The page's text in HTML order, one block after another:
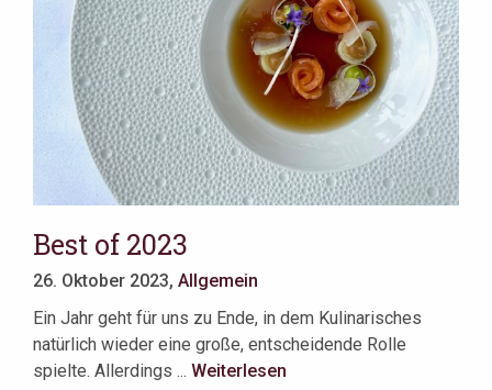
Best of 2023
26. Oktober 2023, Allgemein
Ein Jahr geht für uns zu Ende, in dem Kulinarisches
natürlich wieder eine große, entscheidende Rolle
spielte. Allerdings ... Weiterlesen